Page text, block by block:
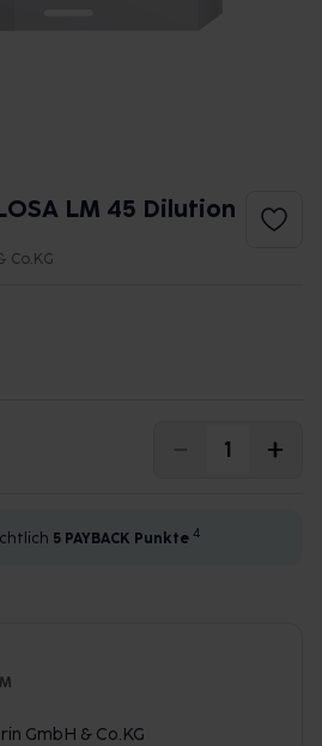
LM 45 Dilution
Co.KG
5 PAYBACK Punkte 4
GmbH & Co.KG